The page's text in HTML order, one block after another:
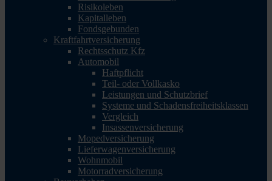
Risikoleben
Kapitalleben
Fondsgebunden
Kraftfahrtversicherung
Rechtsschutz Kfz
Automobil
Haftpflicht
Teil- oder Vollkasko
Leistungen und Schutzbrief
Systeme und Schadensfreiheitsklassen
Vergleich
Insassenversicherung
Mopedversicherung
Lieferwagenversicherung
Wohnmobil
Motorradversicherung